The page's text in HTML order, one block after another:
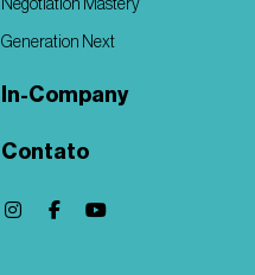
Negotiation Mastery
Generation Next
In-Company
Contato